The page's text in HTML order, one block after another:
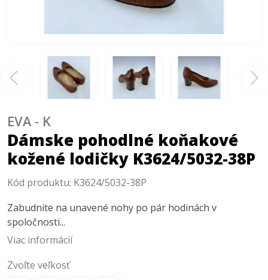
Dámske pohodlné koňakové
kožené lodičky K3624/5032-38P
EVA - K
Kód produktu: K3624/5032-38P
Zabudnite na unavené nohy po pár hodinách v
spoločnosti...
Viac informácií
Zvoľte veľkosť